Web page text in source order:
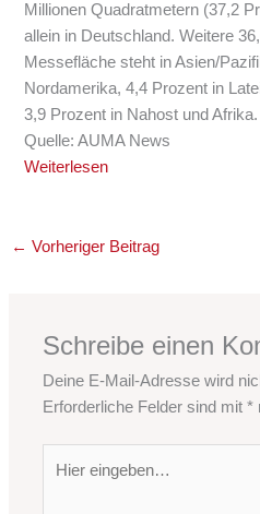
Millionen Quadratmetern (37,2
allein in Deutschland. Weitere
Messefläche steht in Asien/
Nordamerika, 4,4 Prozent in
3,9 Prozent in Nahost und
Quelle: AUMA News
Weiterlesen
← Vorheriger Beitrag
Schreibe einen
Deine E-Mail-Adresse wird
Erforderliche Felder sind mit*
eingeben…